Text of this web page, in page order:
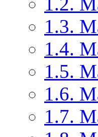
1.3.
1.4.
1.5.
1.6.
1.7.